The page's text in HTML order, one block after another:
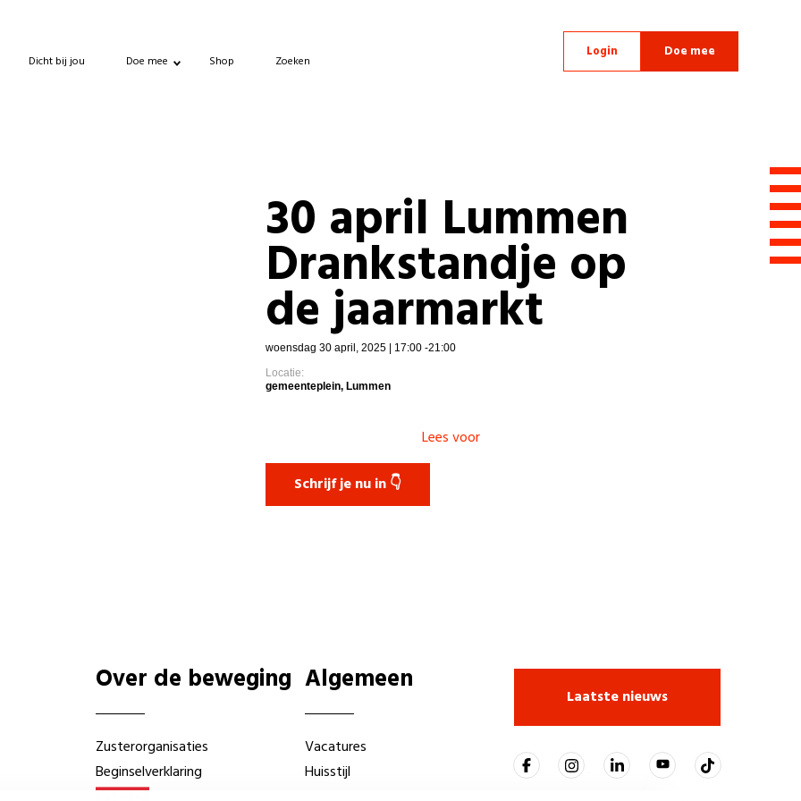
Dicht bij jou Doe mee Shop Zoeken
Login Doe mee
30 april Lummen
Drankstandje op
de jaarmarkt
woensdag 30 april, 2025 | 17:00 -21:00
Locatie:
gemeenteplein, Lummen
Lees voor
Schrijf je nu in 👇
Over de beweging
Zusterorganisaties
Beginselverklaring
Algemeen
Vacatures
Huisstijl
Laatste nieuws